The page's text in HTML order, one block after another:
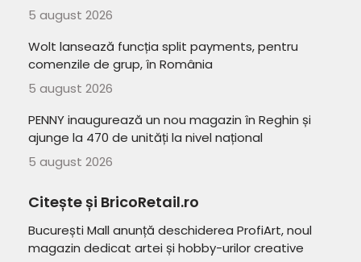
5 august 2026
Wolt lansează funcția split payments, pentru
comenzile de grup, în România
5 august 2026
PENNY inaugurează un nou magazin în Reghin și
ajunge la 470 de unități la nivel național
5 august 2026
Citește și BricoRetail.ro
București Mall anunță deschiderea ProfiArt, noul
magazin dedicat artei și hobby-urilor creative